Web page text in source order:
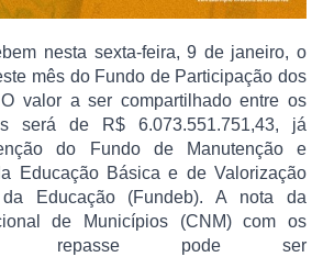
nesta sexta-feira, 9 de janeiro, o
mês do Fundo de Participação dos
valor a ser compartilhado entre os
será de R$ 6.073.551.751,43, já
do Fundo de Manutenção e
Educação Básica e de Valorização
Educação (Fundeb). A nota da
de Municípios (CNM) com os
repasse pode ser